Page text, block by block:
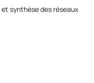
et synthèse des réseaux